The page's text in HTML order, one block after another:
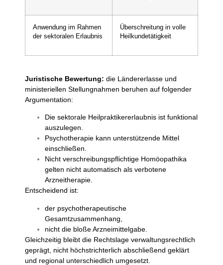
Anwendung im Rahmen
der sektoralen Erlaubnis
Überschreitung in volle
Heilkundetätigkeit
Juristische Bewertung: die Ländererlasse und
ministeriellen Stellungnahmen beruhen auf folgender
Argumentation:
Die sektorale Heilpraktikererlaubnis ist funktional
auszulegen.
Psychotherapie kann unterstützende Mittel
einschließen.
Nicht verschreibungspflichtige Homöopathika
gelten nicht automatisch als verbotene
Arzneitherapie.
Entscheidend ist:
der psychotherapeutische
Gesamtzusammenhang,
nicht die bloße Arzneimittelgabe.
Gleichzeitig bleibt die Rechtslage verwaltungsrechtlich
geprägt, nicht höchstrichterlich abschließend geklärt
und regional unterschiedlich umgesetzt.